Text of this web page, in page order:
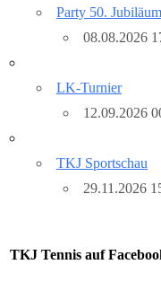
Party 50.
08.08.2026
LK-Turnier
12.09.2026
TKJ Sportschau
29.11.2026
TKJ Tennis auf